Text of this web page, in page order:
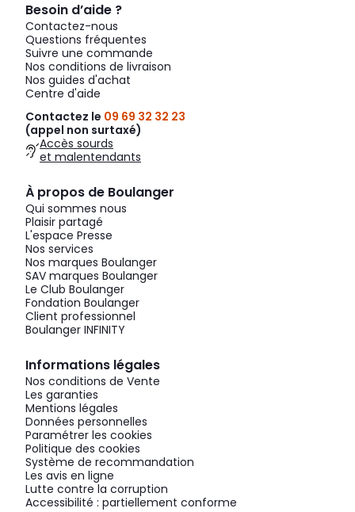
Besoin d’aide ?
Contactez-nous
Questions fréquentes
Suivre une commande
Nos conditions de livraison
Nos guides d'achat
Centre d'aide
Contactez le 09 69 32 32 23
(appel non surtaxé)
Accès sourds
et malentendants
À propos de Boulanger
Qui sommes nous
Plaisir partagé
L'espace Presse
Nos services
Nos marques Boulanger
SAV marques Boulanger
Le Club Boulanger
Fondation Boulanger
Client professionnel
Boulanger INFINITY
Informations légales
Nos conditions de Vente
Les garanties
Mentions légales
Données personnelles
Paramétrer les cookies
Politique des cookies
Système de recommandation
Les avis en ligne
Lutte contre la corruption
Accessibilité : partiellement conforme